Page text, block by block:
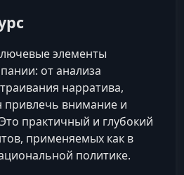
элементы
от анализа
нарратива,
привлечь внимание и
практичный и глубокий
применяемых как в
политике.